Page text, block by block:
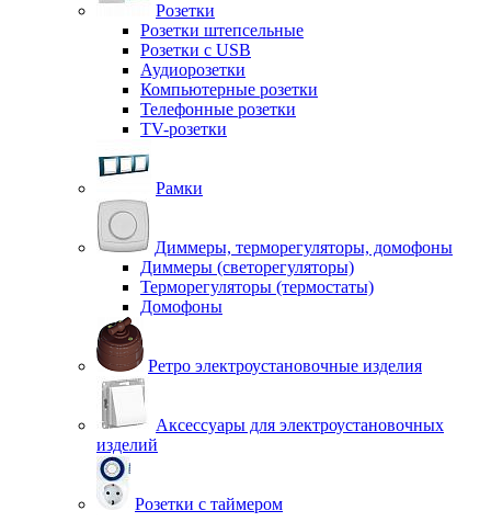
Розетки
Розетки штепсельные
Розетки с USB
Аудиорозетки
Компьютерные розетки
Телефонные розетки
TV-розетки
Рамки
Диммеры, терморегуляторы, домофоны
Диммеры (светорегуляторы)
Терморегуляторы (термостаты)
Домофоны
Ретро электроустановочные изделия
Аксессуары для электроустановочных
изделий
Розетки с таймером